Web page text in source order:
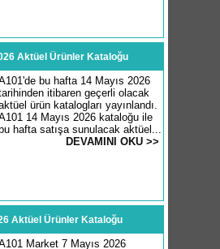
Aktüel Ürünler Kataloğu
bu hafta 14 Mayıs 2026
itibaren geçerli olacak
ürün katalogları yayınlandı.
14 Mayıs 2026 kataloğu ile
hafta satışa sunulacak aktüel...
DEVAMINI OKU >>
Aktüel Ürünler Kataloğu
Market 7 Mayıs 2026